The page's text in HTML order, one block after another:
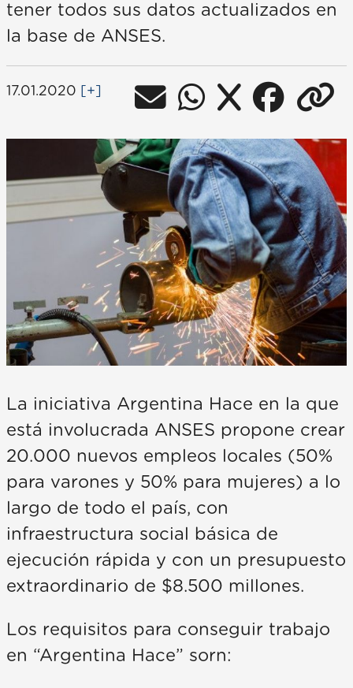
tener todos sus datos actualizados en
la base de ANSES.
17.01.2020 [+]
La iniciativa Argentina Hace en la que
está involucrada ANSES propone crear
20.000 nuevos empleos locales (50%
para varones y 50% para mujeres) a lo
largo de todo el país, con
infraestructura social básica de
ejecución rápida y con un presupuesto
extraordinario de $8.500 millones.
Los requisitos para conseguir trabajo
en “Argentina Hace” sorn: